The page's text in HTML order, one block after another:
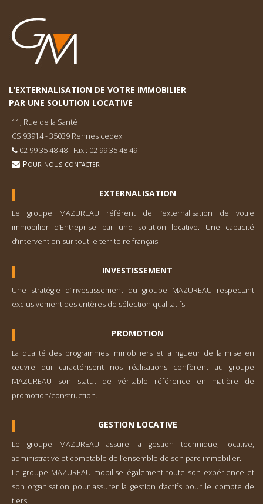
L’EXTERNALISATION DE VOTRE IMMOBILIER
PAR UNE SOLUTION LOCATIVE
11, Rue de la Santé
CS 93914 - 35039 Rennes cedex
02 99 35 48 48 - Fax : 02 99 35 48 49
Pour nous contacter
EXTERNALISATION
Le groupe MAZUREAU référent de l’externa­lisation de votre
immobilier d’Entreprise par une solution locative. Une capacité
d’inter­vention sur tout le territoire français.
INVESTISSEMENT
Une stratégie d’investisse­ment du groupe MAZUREAU respectant
exclusivement des critères de sélection qualitatifs.
PROMOTION
La qualité des programmes immobiliers et la rigueur de la mise en
œuvre qui caractérisent nos réalisations confèrent au groupe
MAZUREAU son statut de véritable référence en matière de
promotion/construction.
GESTION LOCATIVE
Le groupe MAZUREAU assure la gestion technique, locative,
administrative et comp­table de l’ensemble de son parc immobilier.
Le groupe MAZUREAU mobilise également toute son expérience et
son organisation pour assurer la gestion d’actifs pour le compte de
tiers.